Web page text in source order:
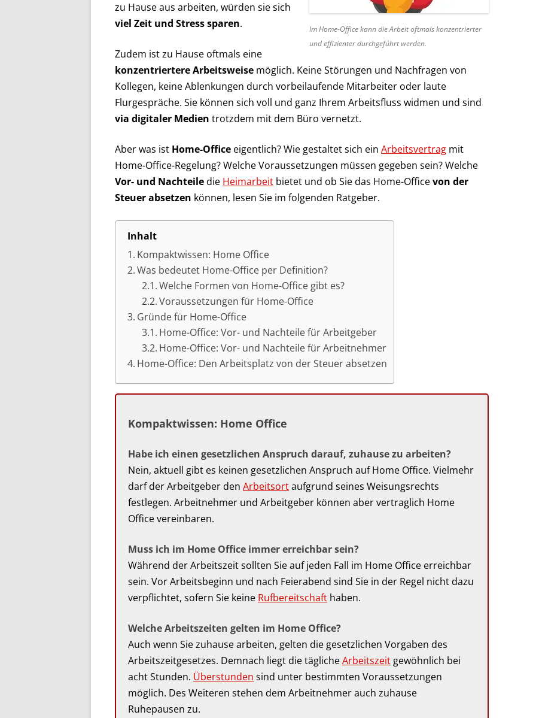
Im Home-Office kann die Arbeit oftmals konzentrierter
und effizienter durchgeführt werden.
zu Hause aus arbeiten, würden sie sich
viel Zeit und Stress sparen.
Zudem ist zu Hause oftmals eine
konzentriertere Arbeitsweise möglich. Keine Störungen und Nachfragen von
Kollegen, keine Ablenkungen durch vorbeilaufende Mitarbeiter oder laute
Flurgespräche. Sie können sich voll und ganz Ihrem Arbeitsfluss widmen und sind
via digitaler Medien trotzdem mit dem Büro vernetzt.
Aber was ist Home-Office eigentlich? Wie gestaltet sich ein Arbeitsvertrag mit
Home-Office-Regelung? Welche Voraussetzungen müssen gegeben sein? Welche
Vor- und Nachteiledie Heimarbeit bietet und ob Sie das Home-Officevon der
Steuer absetzen können, lesen Sie im folgenden Ratgeber.
Inhalt
Kompaktwissen: Home Office
Was bedeutet Home-Office per Definition?
Welche Formen von Home-Office gibt es?
Voraussetzungen für Home-Office
Gründe für Home-Office
Home-Office: Vor- und Nachteile für Arbeitgeber
Home-Office: Vor- und Nachteile für Arbeitnehmer
Home-Office: Den Arbeitsplatz von der Steuer absetzen
Kompaktwissen: Home Office
Habe ich einen gesetzlichen Anspruch darauf, zuhause zu arbeiten?
Nein, aktuell gibt es keinen gesetzlichen Anspruch auf Home Office. Vielmehr
darf der Arbeitgeber den Arbeitsortaufgrund seines Weisungsrechts
festlegen. Arbeitnehmer und Arbeitgeber können aber vertraglich Home
Office vereinbaren.
Muss ich im Home Office immer erreichbar sein?
Während der Arbeitszeit sollten Sie auf jeden Fall im Home Office erreichbar
sein. Vor Arbeitsbeginn und nach Feierabend sind Sie in der Regel nicht dazu
verpflichtet, sofern Sie keine Rufbereitschaft haben.
Welche Arbeitszeiten gelten im Home Office?
Auch wenn Sie zuhause arbeiten, gelten die gesetzlichen Vorgaben des
Arbeitszeitgesetzes. Demnach liegt die täglicheArbeitszeit gewöhnlich bei
acht Stunden. Überstunden sind unter bestimmten Voraussetzungen
möglich. Des Weiteren stehen dem Arbeitnehmer auch zuhause
Ruhepausen zu.